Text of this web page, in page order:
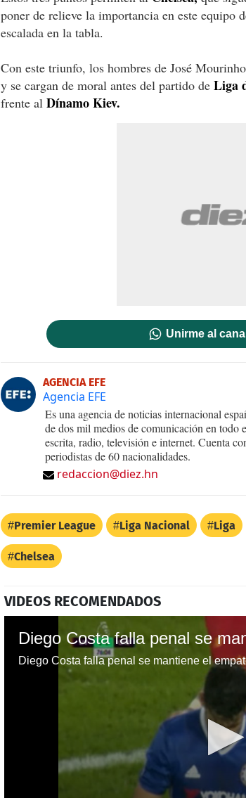
poner de relieve la importancia en este equipo
escalada en la tabla.
Con este triunfo, los hombres de José
y se cargan de moral antes del partido de Liga
frente al Dínamo Kiev.
Unirme al
AGENCIA EFE
Agencia EFE
Es una agencia de noticias internacional
de dos mil medios de comunicación en todo
escrita, radio, televisión e internet. Cuenta
periodistas de 60 nacionalidades.
redaccion@diez.hn
Premier League Liga Nacional Liga
Chelsea
VIDEOS RECOMENDADOS
Diego Costa falla penal se mantiene el